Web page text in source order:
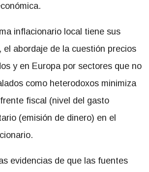
inflacionario local tiene sus
el abordaje de la cuestión precios
y en Europa por sectores que no
como heterodoxos minimiza
fiscal (nivel del gasto
(emisión de dinero) en el
evidencias de que las fuentes